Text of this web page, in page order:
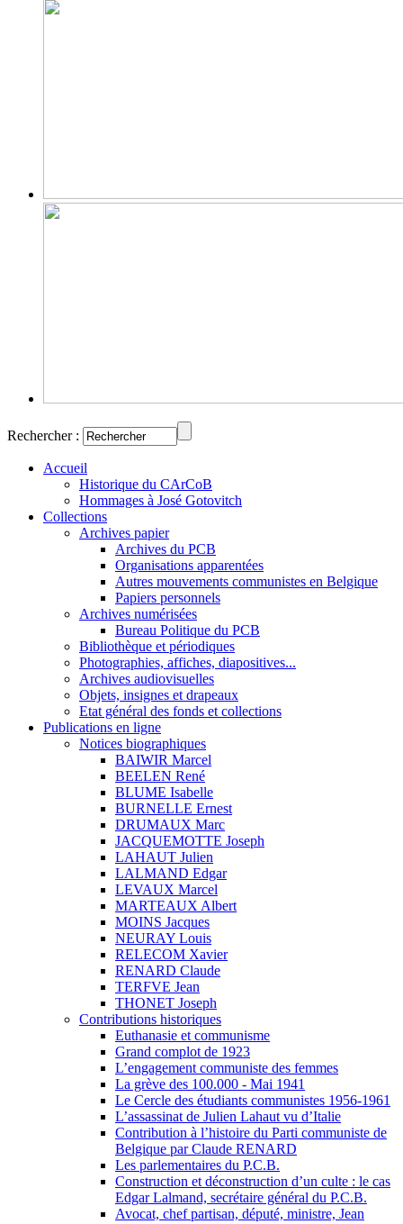
Rechercher :
Accueil
Historique du CArCoB
Hommages à José Gotovitch
Collections
Archives papier
Archives du PCB
Organisations apparentées
Autres mouvements communistes en Belgique
Papiers personnels
Archives numérisées
Bureau Politique du PCB
Bibliothèque et périodiques
Photographies, affiches, diapositives...
Archives audiovisuelles
Objets, insignes et drapeaux
Etat général des fonds et collections
Publications en ligne
Notices biographiques
BAIWIR Marcel
BEELEN René
BLUME Isabelle
BURNELLE Ernest
DRUMAUX Marc
JACQUEMOTTE Joseph
LAHAUT Julien
LALMAND Edgar
LEVAUX Marcel
MARTEAUX Albert
MOINS Jacques
NEURAY Louis
RELECOM Xavier
RENARD Claude
TERFVE Jean
THONET Joseph
Contributions historiques
Euthanasie et communisme
Grand complot de 1923
L’engagement communiste des femmes
La grève des 100.000 - Mai 1941
Le Cercle des étudiants communistes 1956-1961
L’assassinat de Julien Lahaut vu d’Italie
Contribution à l’histoire du Parti communiste de
Belgique par Claude RENARD
Les parlementaires du P.C.B.
Construction et déconstruction d’un culte : le cas
Edgar Lalmand, secrétaire général du P.C.B.
Avocat, chef partisan, député, ministre, Jean